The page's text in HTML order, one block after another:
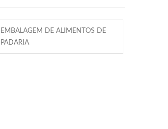
EMBALAGEM DE ALIMENTOS DE
PADARIA